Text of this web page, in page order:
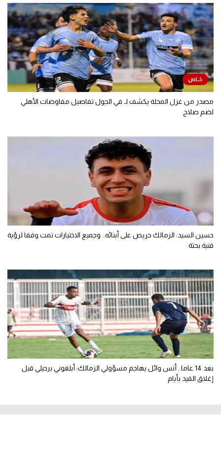
مصدر من غزل المحلة يكشف لـ في الجول تفاصيل مفاوضات الأهلي
لضم صلاح
حسين السيد: الزمالك حريص على أبنائه.. وجميع الاختيارات تمت وفقا لرؤية
فنية بحتة
بعد 14 عاما.. أنس وائل يهاجم مسؤولي الزمالك: أبلغوني برحيلي قبل
إغلاق القيد بأيام